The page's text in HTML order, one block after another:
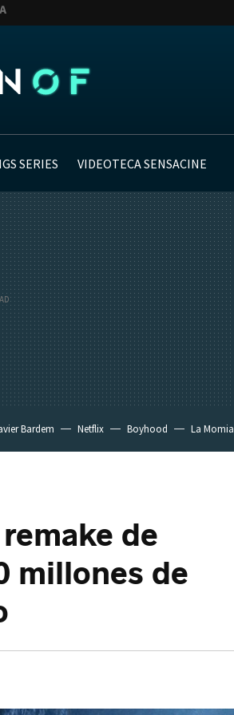
SERIES VIDEOTECA SENSACINE
Bardem Netflix Boyhood La Momia
de
millones de